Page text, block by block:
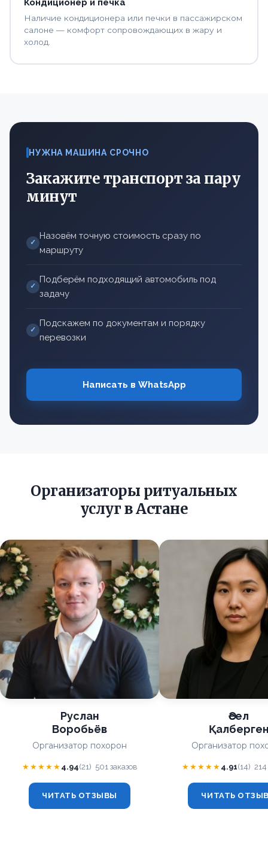
Кондиционер и печка
Наличие кондиционера или печки в пассажирском
салоне — комфорт сопровождающих в жару и
холод.
НУЖНА МАШИНА СРОЧНО
Закажите транспорт за пару
минут
✓
Назовём точную стоимость сразу по
маршруту
✓
Подберём подходящий автомобиль под
задачу
✓
Подскажем по документам и порядку
перевозки
Написать в WhatsApp
Организаторы ритуальных
услуг в Астане
Руслан
Воробьёв
Организатор похорон
★★★★★ 4.94(21) 501 заказов
ЧИТАТЬ ОТЗЫВЫ
Әсел
Организатор
★★★★★ 4.91(14) 214
ЧИТАТЬ